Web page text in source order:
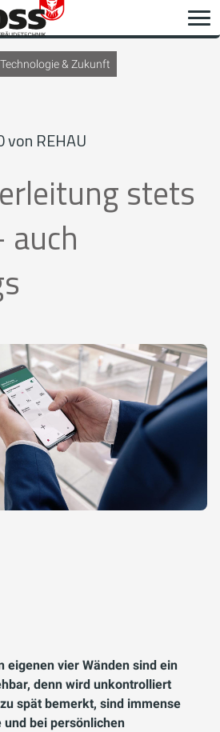
Technologie & Zukunft
REHAU
stets
auch
eigenen vier Wänden sind ein
denn wird unkontrolliert
spät bemerkt, sind immense
und bei persönlichen